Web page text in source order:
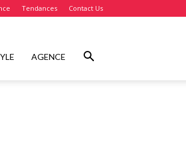
Tendances Contact Us
AGENCE